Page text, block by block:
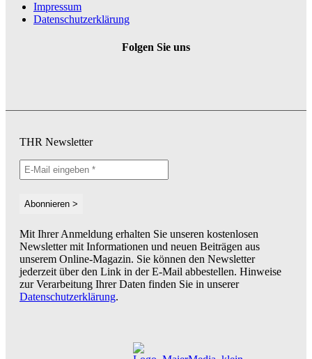
Impressum
Datenschutzerklärung
Folgen Sie uns
THR Newsletter
Mit Ihrer Anmeldung erhalten Sie unseren kostenlosen
Newsletter mit Informationen und neuen Beiträgen aus
unserem Online-Magazin. Sie können den Newsletter
jederzeit über den Link in der E-Mail abbestellen. Hinweise
zur Verarbeitung Ihrer Daten finden Sie in unserer
Datenschutzerklärung.